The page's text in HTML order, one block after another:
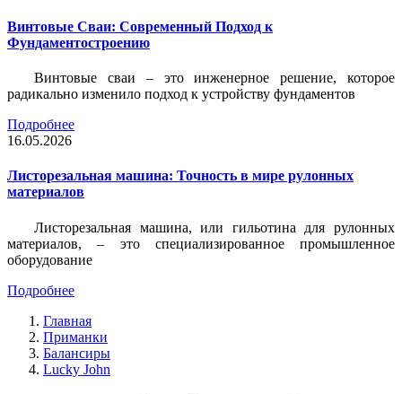
Винтовые Сваи: Современный Подход к
Фундаментостроению
Винтовые сваи – это инженерное решение, которое
радикально изменило подход к устройству фундаментов
Подробнее
16.05.2026
Листорезальная машина: Точность в мире рулонных
материалов
Листорезальная машина, или гильотина для рулонных
материалов, – это специализированное промышленное
оборудование
Подробнее
Главная
Приманки
Балансиры
Lucky John